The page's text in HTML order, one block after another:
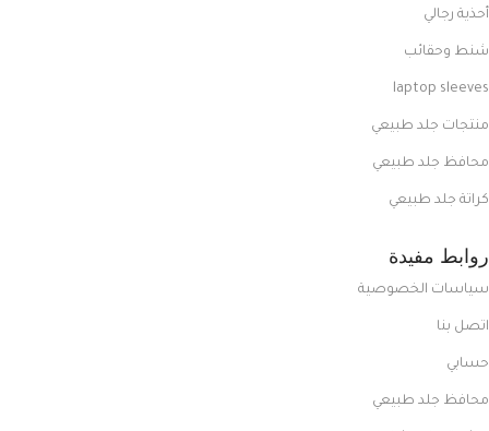
أحذية رجالي
شنط وحقائب
laptop sleeves
منتجات جلد طبيعي
محافظ جلد طبيعي
كراتة جلد طبيعي
روابط مفيدة
سياسات الخصوصية
اتصل بنا
حسابي
محافظ جلد طبيعي